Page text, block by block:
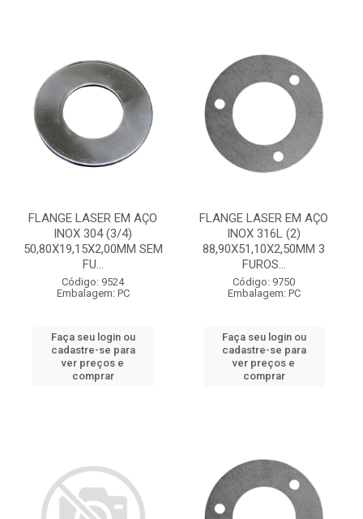
FLANGE LASER EM AÇO
INOX 304 (3/4)
50,80X19,15X2,00MM SEM
FU...
Código: 9524
Embalagem: PC
Faça seu login ou
cadastre-se para
ver preços e
comprar
FLANGE LASER EM AÇO
INOX 316L (2)
88,90X51,10X2,50MM 3
FUROS...
Código: 9750
Embalagem: PC
Faça seu login ou
cadastre-se para
ver preços e
comprar